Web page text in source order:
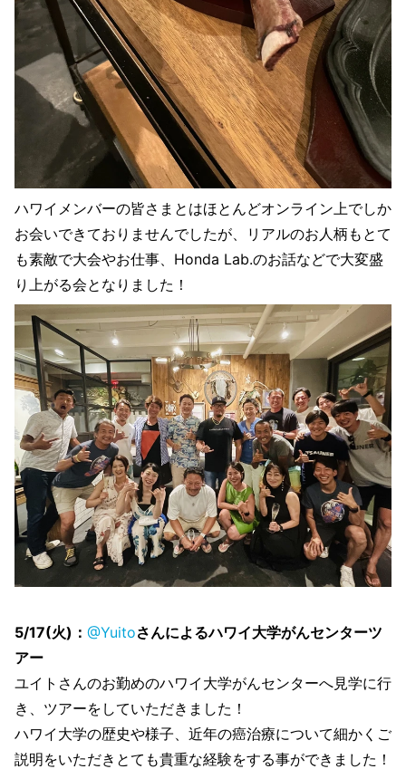
ハワイメンバーの皆さまとはほとんどオンライン上でしか
お会いできておりませんでしたが、リアルのお人柄もとて
も素敵で大会やお仕事、Honda Lab.のお話などで大変盛
り上がる会となりました！
5/17(火)： @Yuitoさんによるハワイ大学がんセンターツ
アー
ユイトさんのお勤めのハワイ大学がんセンターへ見学に行
き、ツアーをしていただきました！
ハワイ大学の歴史や様子、近年の癌治療について細かくご
説明をいただきとても貴重な経験をする事ができました！